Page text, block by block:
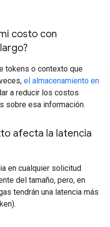
costo con
tokens o contexto que
el almacenamiento en
a reducir los costos
sobre esa información.
afecta la latencia
en cualquier solicitud
del tamaño, pero, en
tendrán una latencia más